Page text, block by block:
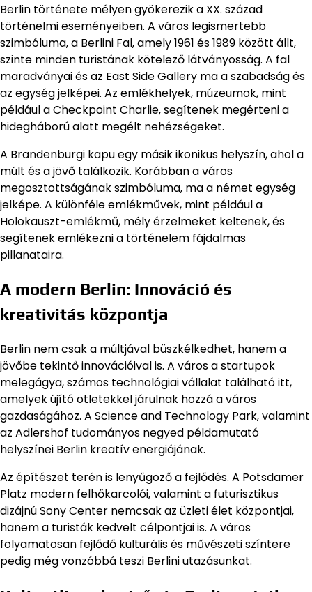
Berlin története mélyen gyökerezik a XX. század
történelmi eseményeiben. A város legismertebb
szimbóluma, a Berlini Fal, amely 1961 és 1989 között állt,
szinte minden turistának kötelező látványosság. A fal
maradványai és az East Side Gallery ma a szabadság és
az egység jelképei. Az emlékhelyek, múzeumok, mint
például a Checkpoint Charlie, segítenek megérteni a
hidegháború alatt megélt nehézségeket.
A Brandenburgi kapu egy másik ikonikus helyszín, ahol a
múlt és a jövő találkozik. Korábban a város
megosztottságának szimbóluma, ma a német egység
jelképe. A különféle emlékművek, mint például a
Holokauszt-emlékmű, mély érzelmeket keltenek, és
segítenek emlékezni a történelem fájdalmas
pillanataira.
A modern Berlin: Innováció és
kreativitás központja
Berlin nem csak a múltjával büszkélkedhet, hanem a
jövőbe tekintő innovációival is. A város a startupok
melegágya, számos technológiai vállalat található itt,
amelyek újító ötletekkel járulnak hozzá a város
gazdaságához. A Science and Technology Park, valamint
az Adlershof tudományos negyed példamutató
helyszínei Berlin kreatív energiájának.
Az építészet terén is lenyűgöző a fejlődés. A Potsdamer
Platz modern felhőkarcolói, valamint a futurisztikus
dizájnú Sony Center nemcsak az üzleti élet központjai,
hanem a turisták kedvelt célpontjai is. A város
folyamatosan fejlődő kulturális és művészeti színtere
pedig még vonzóbbá teszi Berlini utazásunkat.